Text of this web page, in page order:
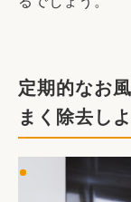
定期的なお
まく除去し